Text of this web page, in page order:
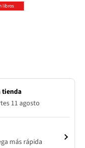
libros
tienda
11 agosto
más rápida